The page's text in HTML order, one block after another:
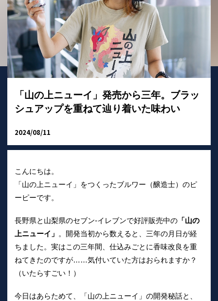
「山の上ニューイ」発売から三年。ブラッ
シュアップを重ねて辿り着いた味わい
2024/08/11
こんにちは。
「山の上ニューイ」をつくったブルワー（醸造士）のピ
ーピーです。
長野県と山梨県のセブン-イレブンで好評販売中の 「山の
上ニューイ」 。開発当初から数えると、三年の月日が経
ちました。実はこの三年間、仕込みごとに香味改良を重
ねてきたのですが……気付いていた方はおられますか？
（いたらすごい！）
今日はあらためて、「山の上ニューイ」の開発秘話と、